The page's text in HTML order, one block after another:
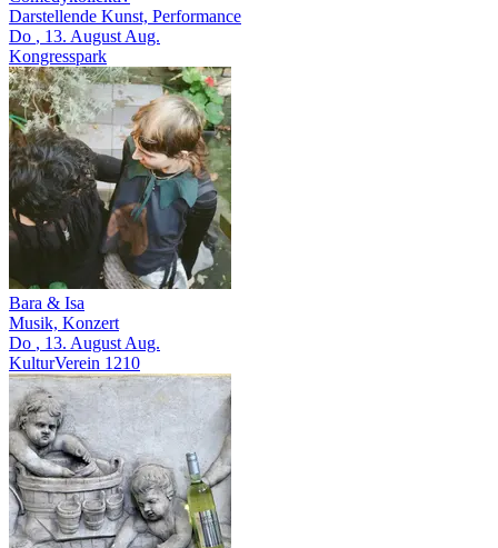
Darstellende Kunst, Performance
Do , 13. August Aug.
Kongresspark
Bara & Isa
Musik, Konzert
Do , 13. August Aug.
KulturVerein 1210